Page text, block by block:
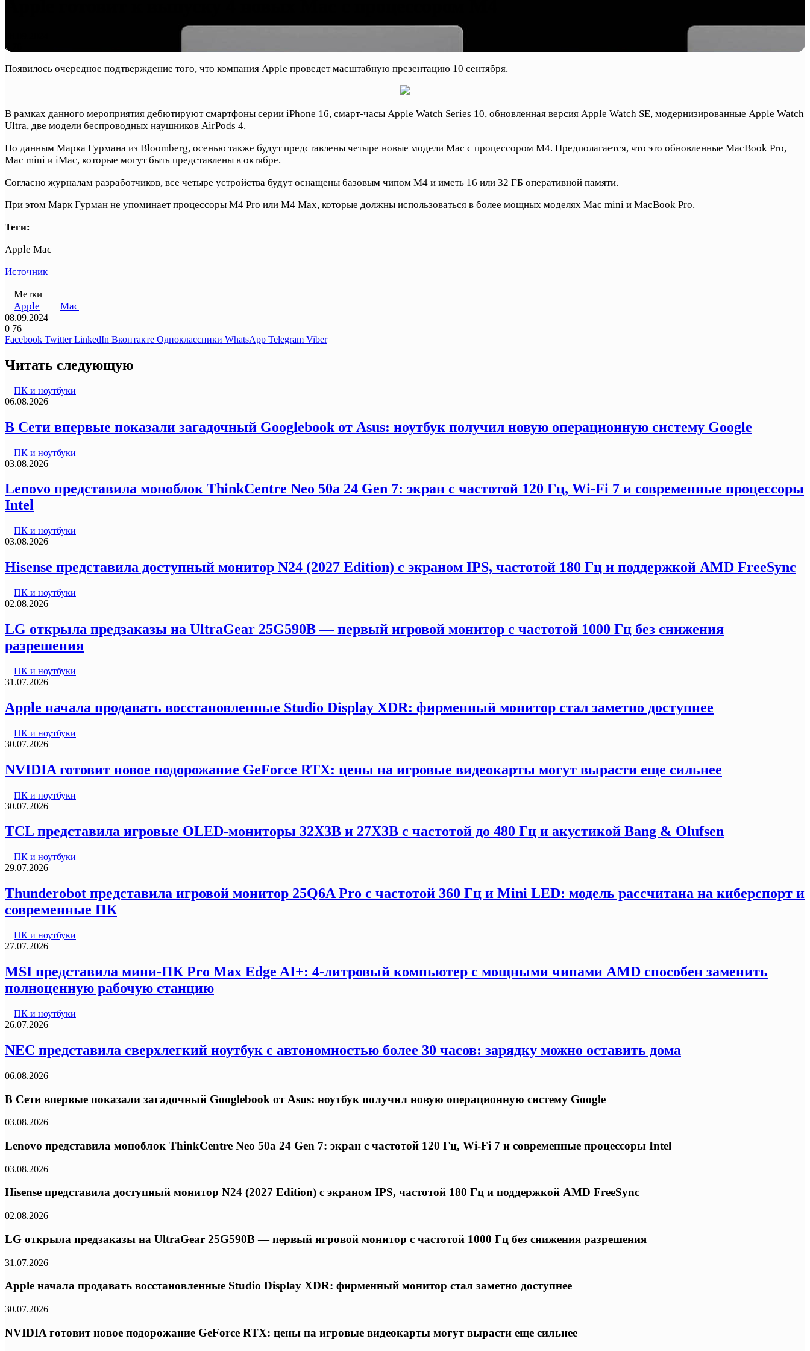
0
Появилось очередное подтверждение того, что компания Apple проведет масштабную презентацию 10 сентября.
В рамках данного мероприятия дебютируют смартфоны серии iPhone 16, смарт-часы Apple Watch Series 10, обновленная версия Apple Watch SE, модернизированные Apple Watch
Ultra, две модели беспроводных наушников AirPods 4.
По данным Марка Гурмана из Bloomberg, осенью также будут представлены четыре новые модели Mac с процессором M4. Предполагается, что это обновленные MacBook Pro,
Mac mini и iMac, которые могут быть представлены в октябре.
Согласно журналам разработчиков, все четыре устройства будут оснащены базовым чипом M4 и иметь 16 или 32 ГБ оперативной памяти.
При этом Марк Гурман не упоминает процессоры M4 Pro или M4 Max, которые должны использоваться в более мощных моделях Mac mini и MacBook Pro.
Теги:
Apple Mac
Источник
Метки
Apple
Mac
08.09.2024
0 76
Facebook Twitter LinkedIn Вконтакте Одноклассники WhatsApp Telegram Viber
Читать следующую
ПК и ноутбуки
06.08.2026
В Сети впервые показали загадочный Googlebook от Asus: ноутбук получил новую операционную систему Google
ПК и ноутбуки
03.08.2026
Lenovo представила моноблок ThinkCentre Neo 50a 24 Gen 7: экран с частотой 120 Гц, Wi-Fi 7 и современные процессоры
Intel
ПК и ноутбуки
03.08.2026
Hisense представила доступный монитор N24 (2027 Edition) с экраном IPS, частотой 180 Гц и поддержкой AMD FreeSync
ПК и ноутбуки
02.08.2026
LG открыла предзаказы на UltraGear 25G590B — первый игровой монитор с частотой 1000 Гц без снижения
разрешения
ПК и ноутбуки
31.07.2026
Apple начала продавать восстановленные Studio Display XDR: фирменный монитор стал заметно доступнее
ПК и ноутбуки
30.07.2026
NVIDIA готовит новое подорожание GeForce RTX: цены на игровые видеокарты могут вырасти еще сильнее
ПК и ноутбуки
30.07.2026
TCL представила игровые OLED-мониторы 32X3B и 27X3B с частотой до 480 Гц и акустикой Bang & Olufsen
ПК и ноутбуки
29.07.2026
Thunderobot представила игровой монитор 25Q6A Pro с частотой 360 Гц и Mini LED: модель рассчитана на киберспорт и
современные ПК
ПК и ноутбуки
27.07.2026
MSI представила мини-ПК Pro Max Edge AI+: 4-литровый компьютер с мощными чипами AMD способен заменить
полноценную рабочую станцию
ПК и ноутбуки
26.07.2026
NEC представила сверхлегкий ноутбук с автономностью более 30 часов: зарядку можно оставить дома
06.08.2026
В Сети впервые показали загадочный Googlebook от Asus: ноутбук получил новую операционную систему Google
03.08.2026
Lenovo представила моноблок ThinkCentre Neo 50a 24 Gen 7: экран с частотой 120 Гц, Wi-Fi 7 и современные процессоры Intel
03.08.2026
Hisense представила доступный монитор N24 (2027 Edition) с экраном IPS, частотой 180 Гц и поддержкой AMD FreeSync
02.08.2026
LG открыла предзаказы на UltraGear 25G590B — первый игровой монитор с частотой 1000 Гц без снижения разрешения
31.07.2026
Apple начала продавать восстановленные Studio Display XDR: фирменный монитор стал заметно доступнее
30.07.2026
NVIDIA готовит новое подорожание GeForce RTX: цены на игровые видеокарты могут вырасти еще сильнее